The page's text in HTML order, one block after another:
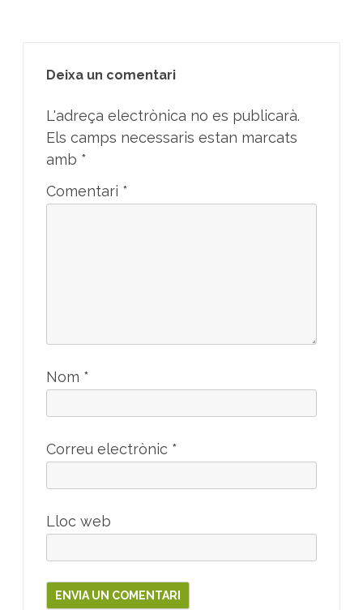
Deixa un comentari
L'adreça electrònica no es publicarà.
Els camps necessaris estan marcats
amb *
Comentari *
Nom *
Correu electrònic *
Lloc web